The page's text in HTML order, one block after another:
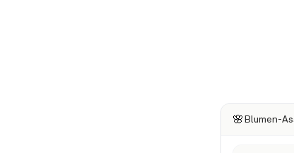
🌸 Blumen-